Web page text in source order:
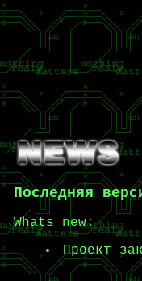
Последняя
Whats new:
Проект